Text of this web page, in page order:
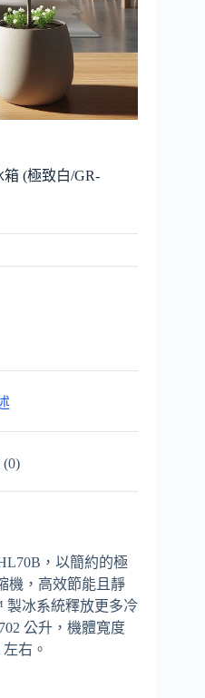
箱 (極致白/GR-
(0)
，以簡約的極
機，高效節能且靜
製冰系統釋放更多冷
公升，機體寬度
右。